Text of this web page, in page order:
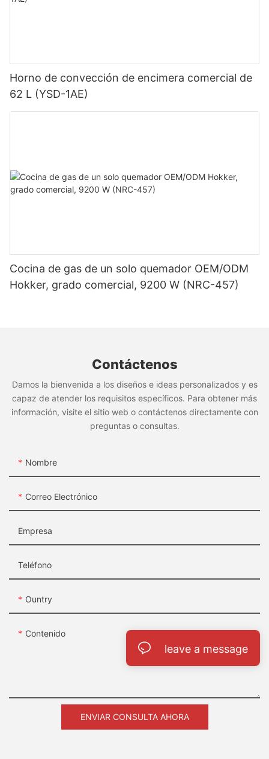
Horno de convección de encimera comercial de
62 L (YSD-1AE)
Cocina de gas de un solo quemador OEM/ODM
Hokker, grado comercial, 9200 W (NRC-457)
Contáctenos
Damos la bienvenida a los diseños e ideas personalizados y es
capaz de atender los requisitos específicos. Para obtener más
información, visite el sitio web o contáctenos directamente con
preguntas o consultas.
Nombre
Correo Electrónico
Empresa
Teléfono
Ountry
Contenido
ENVIAR CONSULTA AHORA
leave a message